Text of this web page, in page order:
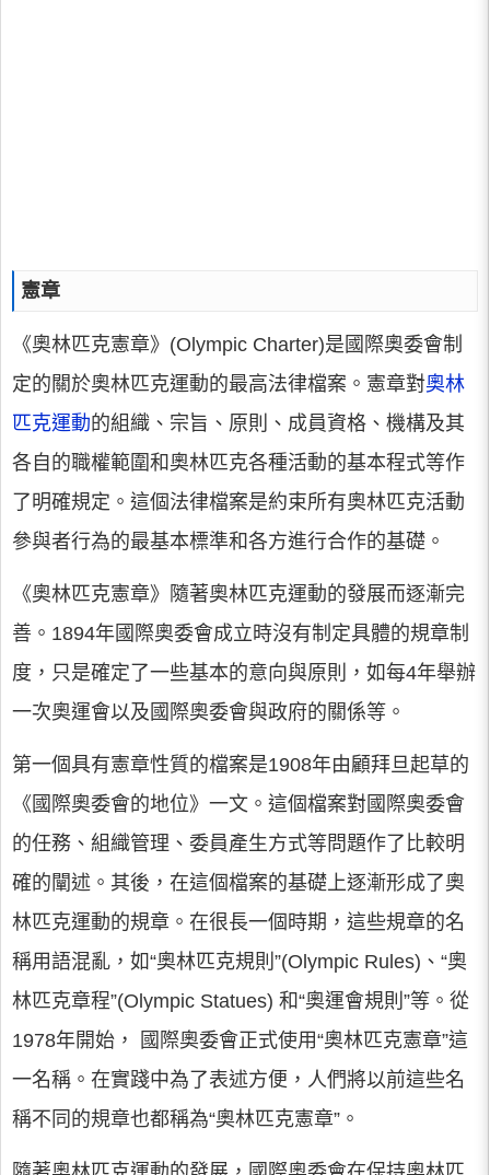
憲章
《奧林匹克憲章》(Olympic Charter)是國際奧委會制
定的關於奧林匹克運動的最高法律檔案。憲章對奧林
匹克運動的組織、宗旨、原則、成員資格、機構及其
各自的職權範圍和奧林匹克各種活動的基本程式等作
了明確規定。這個法律檔案是約束所有奧林匹克活動
參與者行為的最基本標準和各方進行合作的基礎。
《奧林匹克憲章》隨著奧林匹克運動的發展而逐漸完
善。1894年國際奧委會成立時沒有制定具體的規章制
度，只是確定了一些基本的意向與原則，如每4年舉辦
一次奧運會以及國際奧委會與政府的關係等。
第一個具有憲章性質的檔案是1908年由顧拜旦起草的
《國際奧委會的地位》一文。這個檔案對國際奧委會
的任務、組織管理、委員產生方式等問題作了比較明
確的闡述。其後，在這個檔案的基礎上逐漸形成了奧
林匹克運動的規章。在很長一個時期，這些規章的名
稱用語混亂，如“奧林匹克規則”(Olympic Rules)、“奧
林匹克章程”(Olympic Statues) 和“奧運會規則”等。從
1978年開始， 國際奧委會正式使用“奧林匹克憲章”這
一名稱。在實踐中為了表述方便，人們將以前這些名
稱不同的規章也都稱為“奧林匹克憲章”。